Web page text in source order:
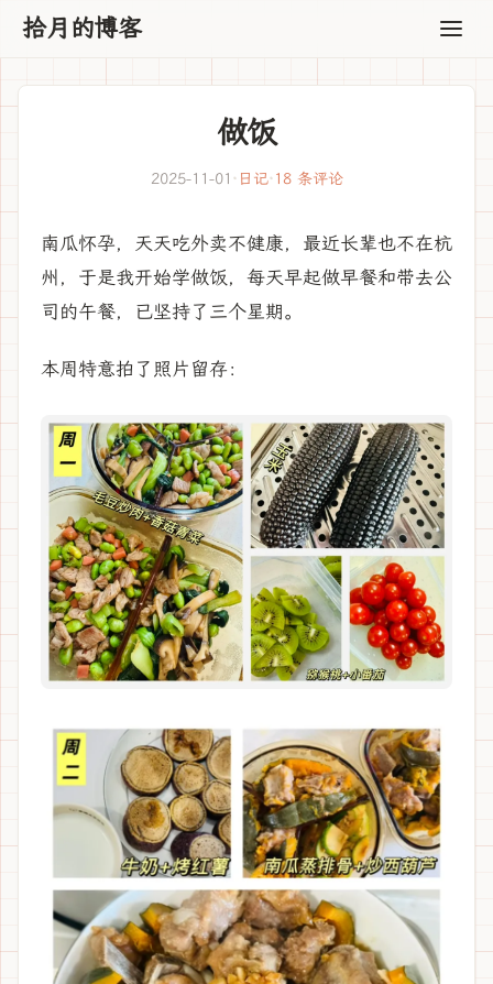
拾月的博客
做饭
2025-11-01 · 日记· 18 条评论
南瓜怀孕，天天吃外卖不健康，最近长辈也不在杭
州，于是我开始学做饭，每天早起做早餐和带去公
司的午餐，已坚持了三个星期。
本周特意拍了照片留存：